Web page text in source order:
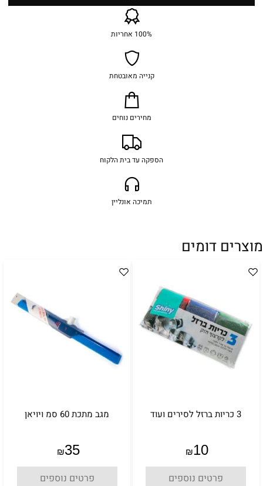
100% אחריות
קנייה מאובטחת
מחירים נוחים
הספקה עד בית הלקוח
תמיכה אונליין
מוצרים דומים
3 כריות ברזל לסירים ועוד
₪10
פרטים נוספים
מגב מתכת 60 סמ ויויאן
₪35
פרטים נוספים